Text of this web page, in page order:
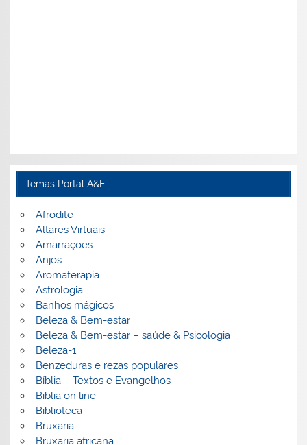
Temas Portal A&E
Afrodite
Altares Virtuais
Amarrações
Anjos
Aromaterapia
Astrologia
Banhos mágicos
Beleza & Bem-estar
Beleza & Bem-estar – saúde & Psicologia
Beleza-1
Benzeduras e rezas populares
Bíblia – Textos e Evangelhos
Biblia on line
Biblioteca
Bruxaria
Bruxaria africana